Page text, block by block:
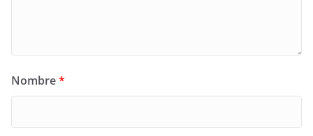
Nombre*